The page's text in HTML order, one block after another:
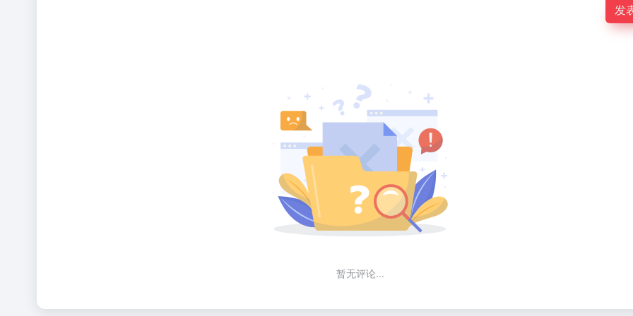
发
暂无评论...